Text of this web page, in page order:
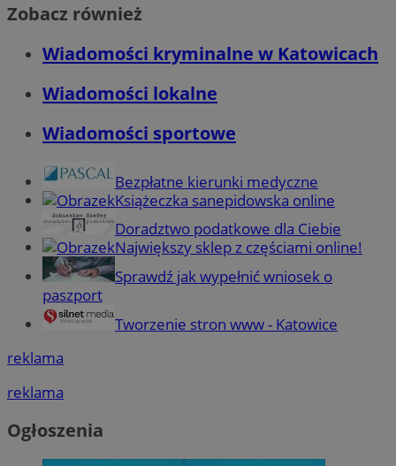
Zobacz również
Wiadomości kryminalne w Katowicach
Wiadomości lokalne
Wiadomości sportowe
Bezpłatne kierunki medyczne
Książeczka sanepidowska online
Doradztwo podatkowe dla Ciebie
Największy sklep z częściami online!
Sprawdź jak wypełnić wniosek o
paszport
Tworzenie stron www - Katowice
reklama
reklama
Ogłoszenia